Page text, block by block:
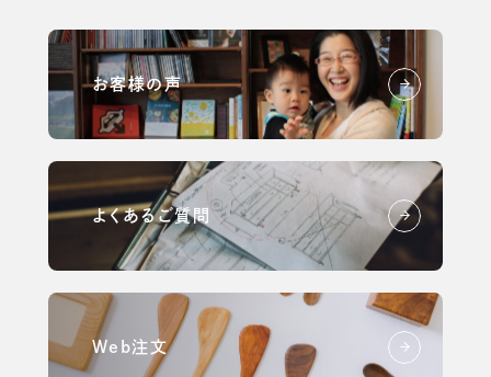
お客様の声
よくあるご質問
Web注文